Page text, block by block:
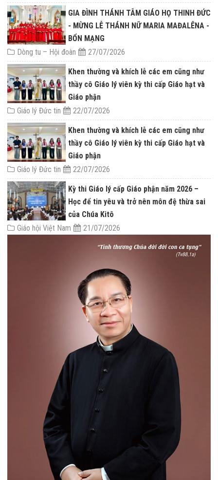
GIA ĐÌNH THÁNH TÂM GIÁO HỌ THINH ĐỨC
- MỪNG LỄ THÁNH NỮ MARIA MAĐALÊNA -
BỔN MẠNG
Dòng tu – Hội đoàn
27/07/2026
Khen thường và khích lễ các em cũng như
thầy cô Giáo lý viên kỳ thi cấp Giáo hạt và
Giáo phận
Giáo lý Đức tin
22/07/2026
Khen thường và khích lễ các em cũng như
thầy cô Giáo lý viên kỳ thi cấp Giáo hạt và
Giáo phận
Giáo lý Đức tin
22/07/2026
Kỳ thi Giáo lý cấp Giáo phận năm 2026 –
Học để tin yêu và trở nên môn đệ thừa sai
của Chúa Kitô
Giáo hội Việt Nam
21/07/2026